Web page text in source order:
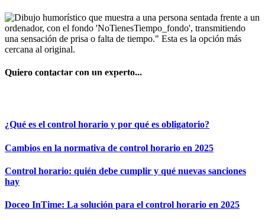
Quiero contactar con un experto...
¿Qué es el control horario y por qué es obligatorio?
Cambios en la normativa de control horario en 2025
Control horario: quién debe cumplir y qué nuevas sanciones
hay
Doceo InTime: La solución para el control horario en 2025